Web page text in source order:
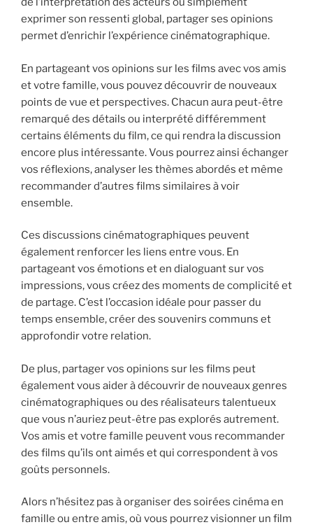
exprimer son ressenti global, partager ses opinions
permet d’enrichir l’expérience cinématographique.
En partageant vos opinions sur les films avec vos amis
et votre famille, vous pouvez découvrir de nouveaux
points de vue et perspectives. Chacun aura peut-être
remarqué des détails ou interprété différemment
certains éléments du film, ce qui rendra la discussion
encore plus intéressante. Vous pourrez ainsi échanger
vos réflexions, analyser les thèmes abordés et même
recommander d’autres films similaires à voir
ensemble.
Ces discussions cinématographiques peuvent
également renforcer les liens entre vous. En
partageant vos émotions et en dialoguant sur vos
impressions, vous créez des moments de complicité et
de partage. C’est l’occasion idéale pour passer du
temps ensemble, créer des souvenirs communs et
approfondir votre relation.
De plus, partager vos opinions sur les films peut
également vous aider à découvrir de nouveaux genres
cinématographiques ou des réalisateurs talentueux
que vous n’auriez peut-être pas explorés autrement.
Vos amis et votre famille peuvent vous recommander
des films qu’ils ont aimés et qui correspondent à vos
goûts personnels.
Alors n’hésitez pas à organiser des soirées cinéma en
famille ou entre amis, où vous pourrez visionner un film